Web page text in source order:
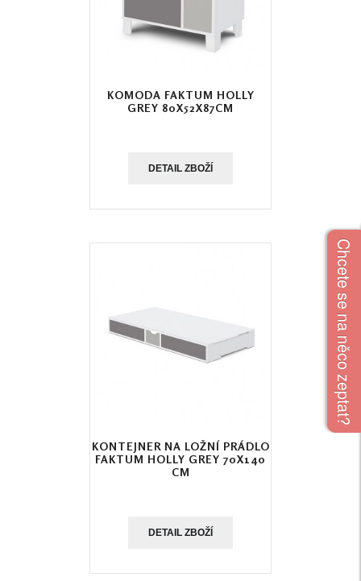
KOMODA FAKTUM HOLLY
GREY 80X52X87CM
DETAIL ZBOŽÍ
KONTEJNER NA LOŽNÍ PRÁDLO
FAKTUM HOLLY GREY 70X140
CM
DETAIL ZBOŽÍ
Chcete se na něco zeptat?